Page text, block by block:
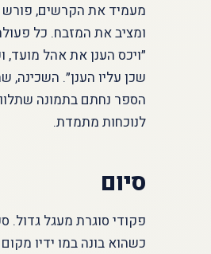
מעמיד את הקרשים, פורש
ומציב את המזבח. כל
״ויכס הענן את אהל מועד,
שכן עליו הענן״. השכינה,
הספר נחתם בתמונה
לנוכחות מתמדת.
סיום
פקודי סוגרת מעגל
כשהוא בונה במו ידיו